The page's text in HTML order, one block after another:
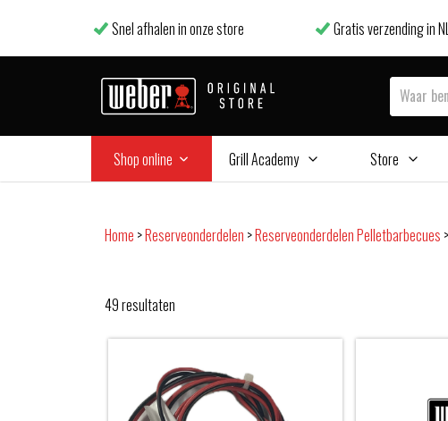
Snel afhalen in onze store Gratis verzending in
Shop online Grill Academy Store
Home >Reserveonderdelen >Reserveonderdelen Pelletbarbecues >
49resultaten